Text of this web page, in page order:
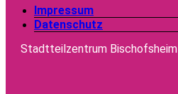
Impressum
Datenschutz
Stadtteilzentrum Bischofsheim